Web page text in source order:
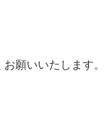
願いいたします。